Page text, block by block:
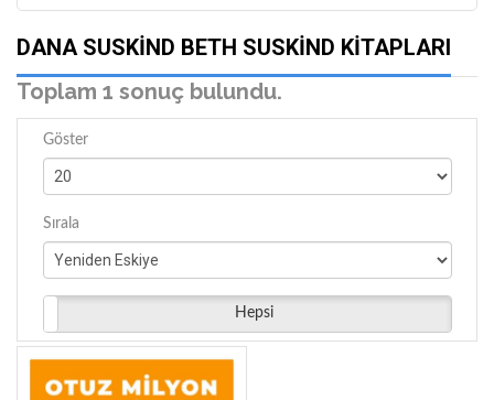
DANA SUSKIND BETH SUSKIND KITAPLARI
Toplam 1 sonuç bulundu.
Göster
Sırala
Hepsi